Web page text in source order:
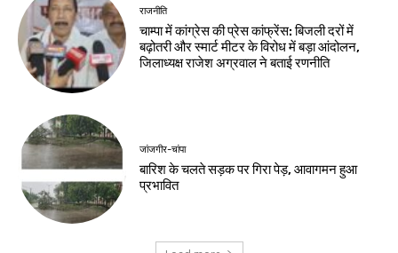
राजनीति
चाम्पा में कांग्रेस की प्रेस कांफ्रेंस: बिजली दरों में
बढ़ोतरी और स्मार्ट मीटर के विरोध में बड़ा आंदोलन,
जिलाध्यक्ष राजेश अग्रवाल ने बताई रणनीति
जांजगीर-चांपा
बारिश के चलते सड़क पर गिरा पेड़, आवागमन हुआ
प्रभावित